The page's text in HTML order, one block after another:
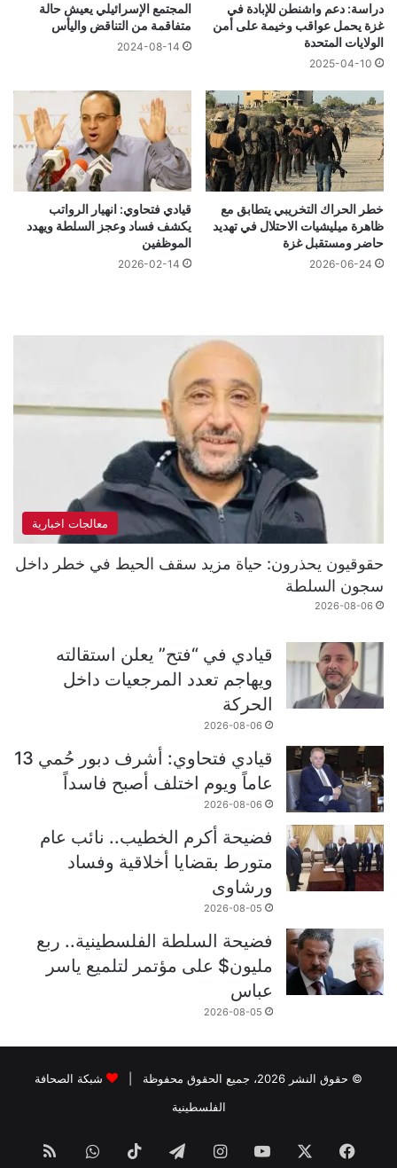
دراسة: دعم واشنطن للإبادة في
غزة يحمل عواقب وخيمة على أمن
الولايات المتحدة
2025-04-10
المجتمع الإسرائيلي يعيش حالة
متفاقمة من التناقض واليأس
2024-08-14
خطر الحراك التخريبي يتطابق مع
ظاهرة ميليشيات الاحتلال في تهديد
حاضر ومستقبل غزة
2026-06-24
قيادي فتحاوي: انهيار الرواتب
يكشف فساد وعجز السلطة ويهدد
الموظفين
2026-02-14
معالجات اخبارية
حقوقيون يحذرون: حياة مزيد سقف الحيط في خطر داخل
سجون السلطة
2026-08-06
قيادي في “فتح” يعلن استقالته
ويهاجم تعدد المرجعيات داخل
الحركة
2026-08-06
قيادي فتحاوي: أشرف دبور حُمي 13
عاماً ويوم اختلف أصبح فاسداً
2026-08-06
فضيحة أكرم الخطيب.. نائب عام
متورط بقضايا أخلاقية وفساد
ورشاوى
2026-08-05
فضيحة السلطة الفلسطينية.. ربع
مليون$ على مؤتمر لتلميع ياسر
عباس
2026-08-05
© حقوق النشر 2026، جميع الحقوق محفوظة |
شبكة الصحافة
الفلسطينية
فيسبوك ‫YouTubeانستقرامتيلقرام ‫TikTokواتسابملخص